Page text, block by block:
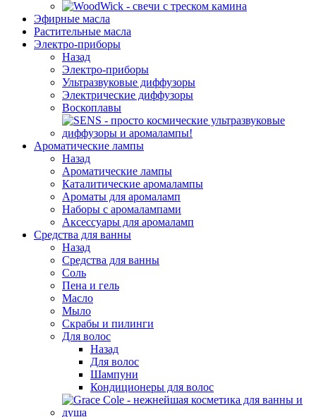
Эфирные масла
Растительные масла
Электро-приборы
Назад
Электро-приборы
Ультразвуковые диффузоры
Электрические диффузоры
Воскоплавы
Ароматические лампы
Назад
Ароматические лампы
Каталитические аромалампы
Ароматы для аромаламп
Наборы с аромалампами
Аксессуары для аромаламп
Средства для ванны
Назад
Средства для ванны
Соль
Пена и гель
Масло
Мыло
Скрабы и пилинги
Для волос
Назад
Для волос
Шампуни
Кондиционеры для волос